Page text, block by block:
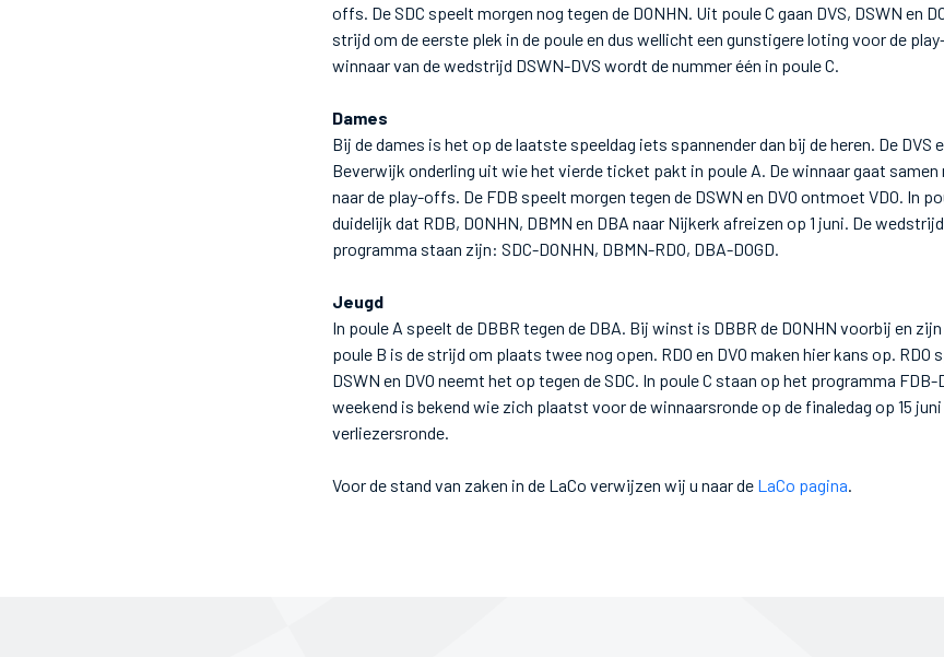
offs. De SDC speelt morgen nog tegen de DONHN. Uit poule C gaan DVS, DSWN en
strijd om de eerste plek in de poule en dus wellicht een gunstigere loting voor de
winnaar van de wedstrijd DSWN-DVS wordt de nummer één in poule C.
Dames
Bij de dames is het op de laatste speeldag iets spannender dan bij de heren. De DVS
Beverwijk onderling uit wie het vierde ticket pakt in poule A. De winnaar gaat samen
naar de play-offs. De FDB speelt morgen tegen de DSWN en DVO ontmoet VDO. In
duidelijk dat RDB, DONHN, DBMN en DBA naar Nijkerk afreizen op 1 juni. De
programma staan zijn: SDC-DONHN, DBMN-RDO, DBA-DOGD.
Jeugd
In poule A speelt de DBBR tegen de DBA. Bij winst is DBBR de DONHN voorbij en
poule B is de strijd om plaats twee nog open. RDO en DVO maken hier kans op.
DSWN en DVO neemt het op tegen de SDC. In poule C staan op het programma FDB-
weekend is bekend wie zich plaatst voor de winnaarsronde op de finaledag op 15
verliezersronde.
Voor de stand van zaken in de LaCo verwijzen wij u naar de LaCo pagina